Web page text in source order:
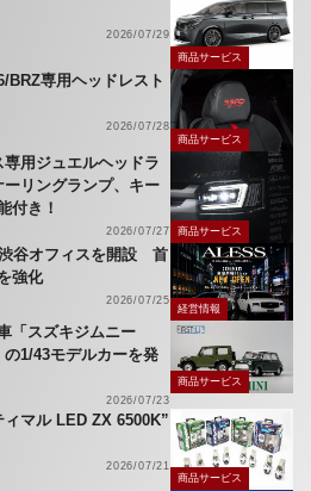
2026/07/29
商品サービス
BRZ専用ヘッドレスト
2026/07/28
商品サービス
専用ジュエルヘッドラ
リングランプ、キー
付き！
2026/07/27 商品サービス
谷オフィスを開設 首
強化
2026/07/25
経営情報
「スズキジムニー
1/43モデルカーを発
2026/07/23
商品サービス
マル LED ZX 6500K”
2026/07/21
商品サービス